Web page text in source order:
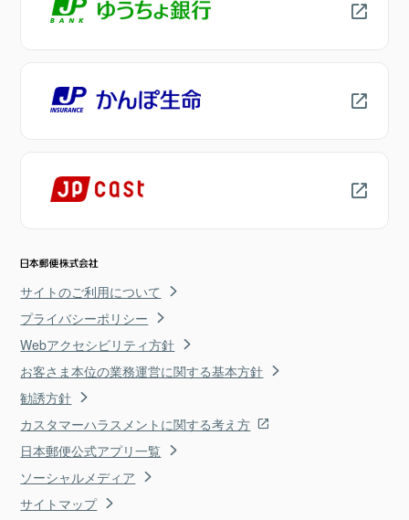
サイトのご利用について
プライバシーポリシー
Webアクセシビリティ方針
お客さま本位の業務運営に関する基本方針
勧誘方針
カスタマーハラスメントに関する考え方
日本郵便公式アプリ一覧
ソーシャルメディア
サイトマップ